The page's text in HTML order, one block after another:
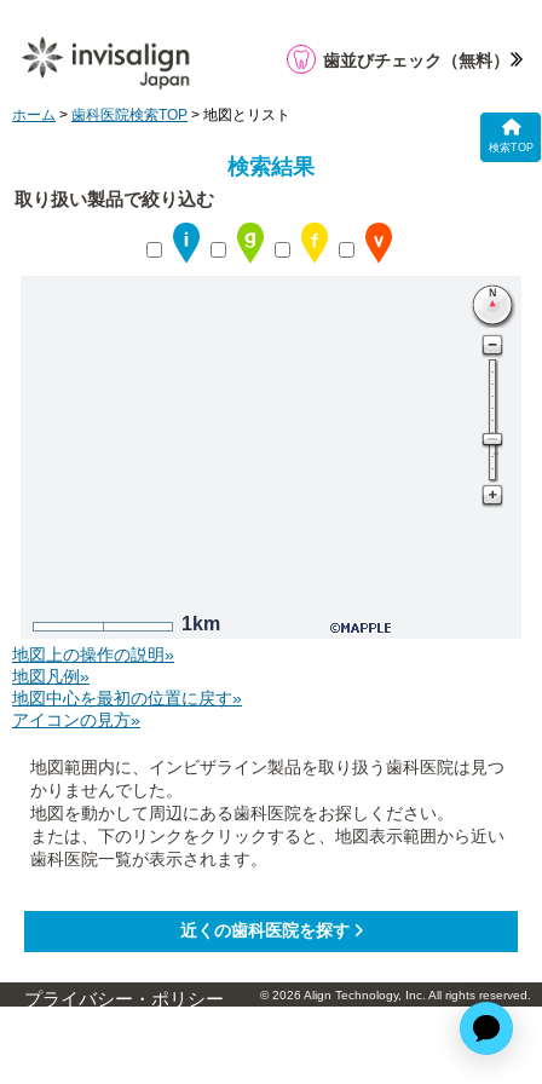
検索TOP
歯並びチェック （無料）
ホーム > 歯科医院検索TOP > 地図とリスト
検索結果
取り扱い製品で絞り込む
1km
地図上の操作の説明»
地図凡例»
地図中心を最初の位置に戻す»
アイコンの見方»
地図範囲内に、インビザライン製品を取り扱う歯科医院は見つ
かりませんでした。
地図を動かして周辺にある歯科医院をお探しください。
または、下のリンクをクリックすると、地図表示範囲から近い
歯科医院一覧が表示されます。
プライバシー・ポリシー © 2026 Align Technology, Inc. All rights reserved.